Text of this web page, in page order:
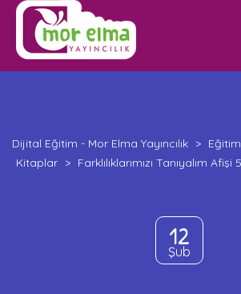
Dijital Eğitim - Mor Elma Yayıncılık >
Kitaplar > Farklılıklarımızı Tanıyalım Afişi
12
Şub